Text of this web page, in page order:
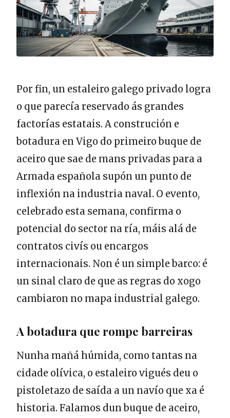
Por fin, un estaleiro galego privado logra
o que parecía reservado ás grandes
factorías estatais. A construción e
botadura en Vigo do primeiro buque de
aceiro que sae de mans privadas para a
Armada española supón un punto de
inflexión na industria naval. O evento,
celebrado esta semana, confirma o
potencial do sector na ría, máis alá de
contratos civís ou encargos
internacionais. Non é un simple barco: é
un sinal claro de que as regras do xogo
cambiaron no mapa industrial galego.
A botadura que rompe barreiras
Nunha mañá húmida, como tantas na
cidade olívica, o estaleiro vigués deu o
pistoletazo de saída a un navío que xa é
historia. Falamos dun buque de aceiro,